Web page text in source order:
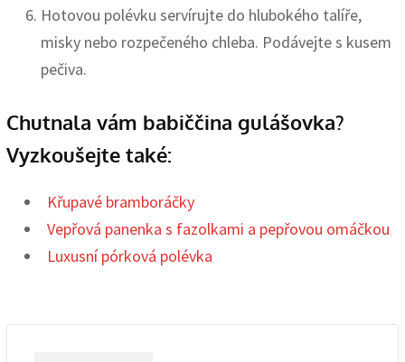
Hotovou polévku servírujte do hlubokého talíře,
misky nebo rozpečeného chleba. Podávejte s kusem
pečiva.
Chutnala vám babiččina gulášovka?
Vyzkoušejte také:
Křupavé bramboráčky
Vepřová panenka s fazolkami a pepřovou omáčkou
Luxusní pórková polévka